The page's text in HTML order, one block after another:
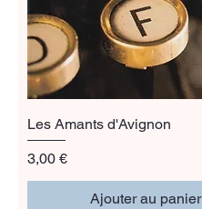
Les Amants d'Avignon
Prix
3,00 €
Ajouter au panier